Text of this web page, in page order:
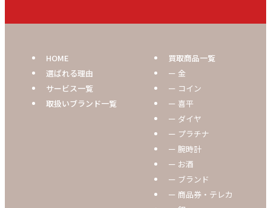
HOME
選ばれる理由
サービス一覧
取扱いブランド一覧
買取商品一覧
ー 金
ー コイン
ー 喜平
ー ダイヤ
ー プラチナ
ー 腕時計
ー お酒
ー ブランド
ー 商品券・テレカ